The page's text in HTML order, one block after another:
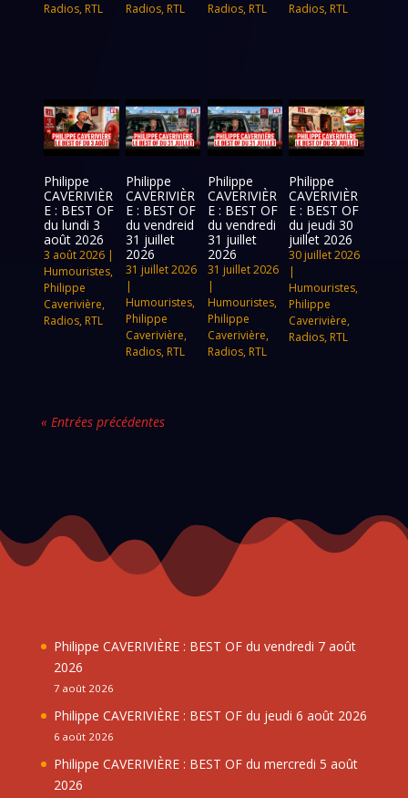
Radios, RTL Radios, RTL Radios, RTL Radios, RTL
Philippe
CAVERIVIÈR
E : BEST OF
du lundi 3
août 2026
3 août 2026 |
Humouristes,
Philippe
Caverivière,
Radios, RTL
Philippe
CAVERIVIÈR
E : BEST OF
du vendreid
31 juillet
2026
31 juillet 2026
|
Humouristes,
Philippe
Caverivière,
Radios, RTL
Philippe
CAVERIVIÈR
E : BEST OF
du vendredi
31 juillet
2026
31 juillet 2026
|
Humouristes,
Philippe
Caverivière,
Radios, RTL
Philippe
CAVERIVIÈR
E : BEST OF
du jeudi 30
juillet 2026
30 juillet 2026
|
Humouristes,
Philippe
Caverivière,
Radios, RTL
« Entrées précédentes
Philippe CAVERIVIÈRE : BEST OF du vendredi 7 août
2026
7 août 2026
Philippe CAVERIVIÈRE : BEST OF du jeudi 6 août 2026
6 août 2026
Philippe CAVERIVIÈRE : BEST OF du mercredi 5 août
2026